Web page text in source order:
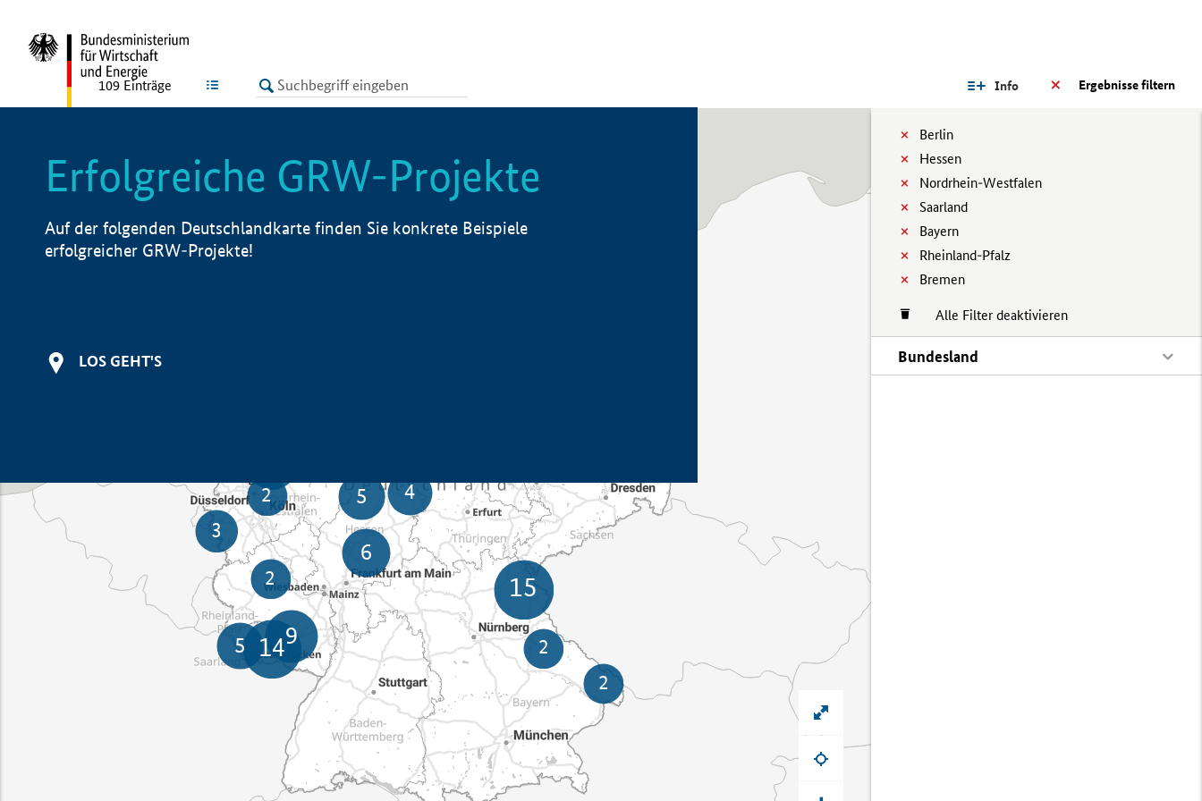
LISTE Ergebnisse filtern
Info
Berlin
Hessen
Nordrhein-Westfalen
Saarland
Bayern
Rheinland-Pfalz
Bremen
Alle Filter deaktivieren
Bundesland
109 Einträge
Erfolgreiche GRW-Projekte
Auf der folgenden Deutschlandkarte finden Sie konkrete Beispiele
erfolgreicher GRW-Projekte!
LOS GEHT'S